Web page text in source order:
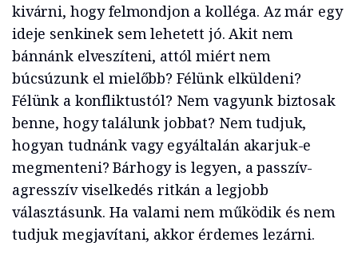
kivárni, hogy felmondjon a kolléga. Az már egy
ideje senkinek sem lehetett jó. Akit nem
bánnánk elveszíteni, attól miért nem
búcsúzunk el mielőbb? Félünk elküldeni?
Félünk a konfliktustól? Nem vagyunk biztosak
benne, hogy találunk jobbat? Nem tudjuk,
hogyan tudnánk vagy egyáltalán akarjuk-e
megmenteni? Bárhogy is legyen, a passzív-
agresszív viselkedés ritkán a legjobb
választásunk. Ha valami nem működik és nem
tudjuk megjavítani, akkor érdemes lezárni.